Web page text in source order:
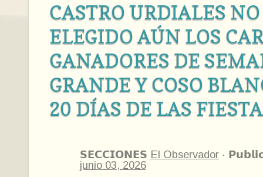
CASTRO URDIALES
ELEGIDO AÚN LOS
GANADORES DE
GRANDE Y COSO
20 DÍAS DE LAS
𝗦𝗘𝗖𝗖𝗜𝗢𝗡𝗘𝗦 El Observador ·
junio 03, 2026